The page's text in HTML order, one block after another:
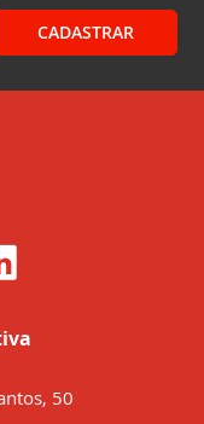
CADASTRAR
50